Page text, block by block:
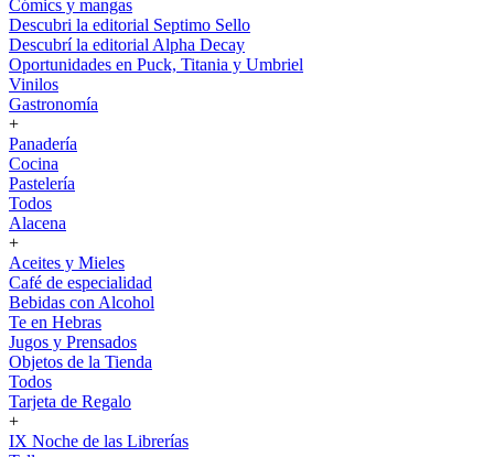
Cómics y mangas
Descubri la editorial Septimo Sello
Descubrí la editorial Alpha Decay
Oportunidades en Puck, Titania y Umbriel
Vinilos
Gastronomía
+
Panadería
Cocina
Pastelería
Todos
Alacena
+
Aceites y Mieles
Café de especialidad
Bebidas con Alcohol
Te en Hebras
Jugos y Prensados
Objetos de la Tienda
Todos
Tarjeta de Regalo
+
IX Noche de las Librerías